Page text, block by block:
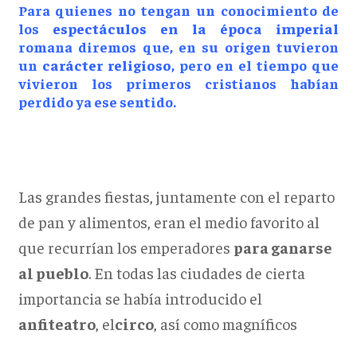
Para quienes no tengan un conocimiento de
los espectáculos en la época imperial
romana diremos que, en su origen tuvieron
un carácter religioso, pero en el tiempo que
vivieron los primeros cristianos habían
perdido ya ese sentido.
Las grandes fiestas, juntamente con el reparto
de pan y alimentos, eran el medio favorito al
que recurrían los emperadores para ganarse
al pueblo. En todas las ciudades de cierta
importancia se había introducido el
anfiteatro, elcirco, así como magníficos